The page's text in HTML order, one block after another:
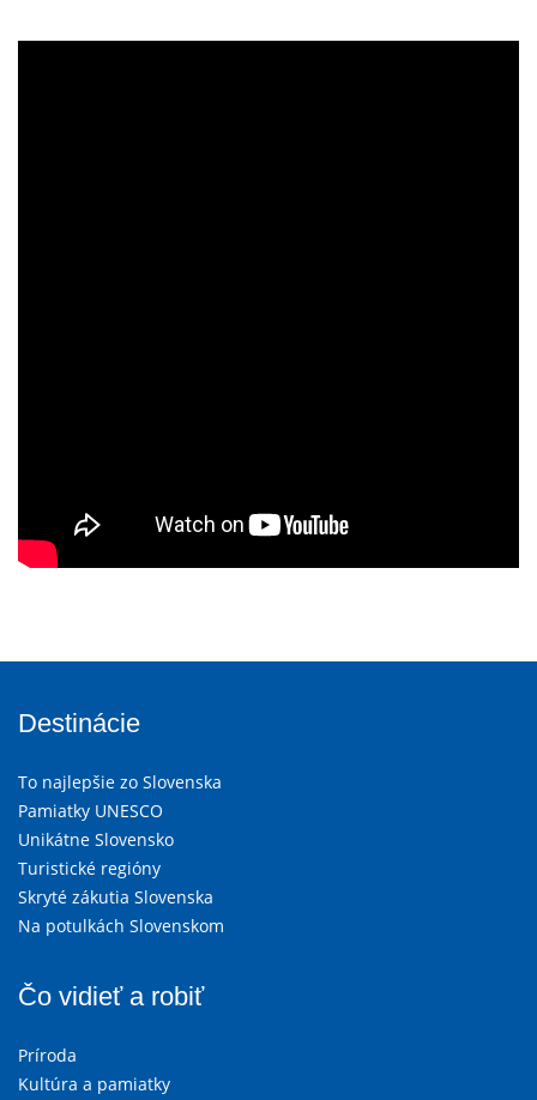
Destinácie
To najlepšie zo Slovenska
Pamiatky UNESCO
Unikátne Slovensko
Turistické regióny
Skryté zákutia Slovenska
Na potulkách Slovenskom
Čo vidieť a robiť
Príroda
Kultúra a pamiatky